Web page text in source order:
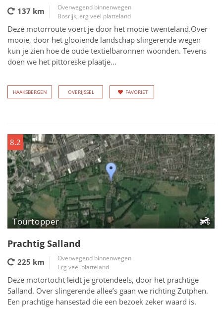
137 km
Overwegend binnenwegen
Bosrijk, erg veel platteland
Deze motorroute voert je door het mooie twenteland.Over
mooie, door het glooiende landschap slingerende wegen
kun je zien hoe de oude textielbaronnen woonden. Tevens
doen we het pittoreske plaatje...
HAAKSBERGEN OVERIJSSEL FAVORIET
8.2
Tourtopper
Prachtig Salland
225 km
Overwegend binnenwegen
Erg veel platteland
Deze motortocht leidt je grotendeels, door het prachtige
Salland. Over slingerende allee’s gaan we richting Zutphen.
Een prachtige hansestad die een bezoek zeker waard is.